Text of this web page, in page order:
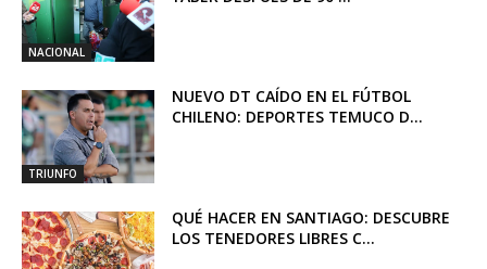
NACIONAL
TRIUNFO
NUEVO DT CAÍDO EN EL FÚTBOL
CHILENO: DEPORTES TEMUCO D...
QUÉ HACER EN SANTIAGO: DESCUBRE
LOS TENEDORES LIBRES C...